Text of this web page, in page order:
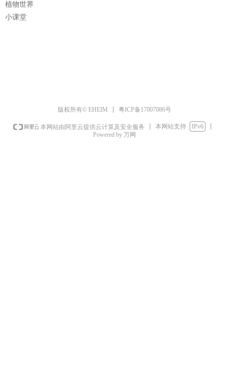
植物世界
小课堂
版权所有© EHEIM 粤ICP备17007086号
本网站由阿里云提供云计算及安全服务 本网站支持
IPv6
Powered by 万网